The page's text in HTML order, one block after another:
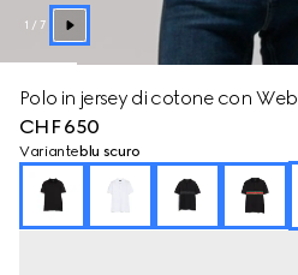
1 / 7
Polo in jersey di cotone con Web
CHF 650
Variante blu scuro